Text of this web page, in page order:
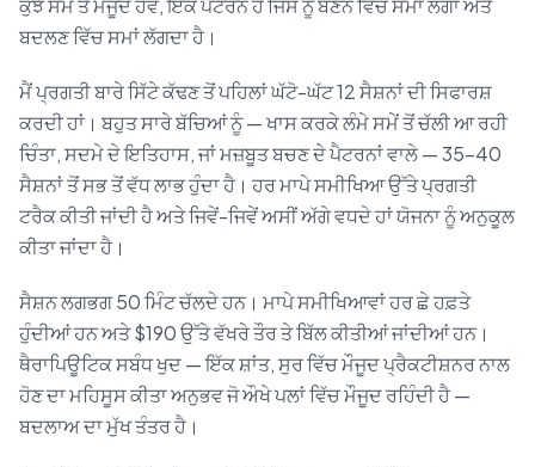
ਕੁਝ ਸਮੇਂ ਤੋਂ ਮੌਜੂਦ ਹੋਵੇ, ਇੱਕ ਪੈਟਰਨ ਹੈ ਜਿਸ ਨੂੰ ਬਣਨ ਵਿੱਚ ਸਮਾਂ ਲੱਗਾ ਅਤੇ
ਬਦਲਣ ਵਿੱਚ ਸਮਾਂ ਲੱਗਦਾ ਹੈ।
ਮੈਂ ਪ੍ਰਗਤੀ ਬਾਰੇ ਸਿੱਟੇ ਕੱਢਣ ਤੋਂ ਪਹਿਲਾਂ ਘੱਟੋ-ਘੱਟ 12 ਸੈਸ਼ਨਾਂ ਦੀ ਸਿਫਾਰਸ਼
ਕਰਦੀ ਹਾਂ। ਬਹੁਤ ਸਾਰੇ ਬੱਚਿਆਂ ਨੂੰ — ਖਾਸ ਕਰਕੇ ਲੰਮੇ ਸਮੇਂ ਤੋਂ ਚੱਲੀ ਆ ਰਹੀ
ਚਿੰਤਾ, ਸਦਮੇ ਦੇ ਇਤਿਹਾਸ, ਜਾਂ ਮਜ਼ਬੂਤ ਬਚਣ ਦੇ ਪੈਟਰਨਾਂ ਵਾਲੇ — 35–40
ਸੈਸ਼ਨਾਂ ਤੋਂ ਸਭ ਤੋਂ ਵੱਧ ਲਾਭ ਹੁੰਦਾ ਹੈ। ਹਰ ਮਾਪੇ ਸਮੀਖਿਆ ਉੱਤੇ ਪ੍ਰਗਤੀ
ਟਰੈਕ ਕੀਤੀ ਜਾਂਦੀ ਹੈ ਅਤੇ ਜਿਵੇਂ-ਜਿਵੇਂ ਅਸੀਂ ਅੱਗੇ ਵਧਦੇ ਹਾਂ ਯੋਜਨਾ ਨੂੰ ਅਨੁਕੂਲ
ਕੀਤਾ ਜਾਂਦਾ ਹੈ।
ਸੈਸ਼ਨ ਲਗਭਗ 50 ਮਿੰਟ ਚੱਲਦੇ ਹਨ। ਮਾਪੇ ਸਮੀਖਿਆਵਾਂ ਹਰ ਛੇ ਹਫ਼ਤੇ
ਹੁੰਦੀਆਂ ਹਨ ਅਤੇ $190 ਉੱਤੇ ਵੱਖਰੇ ਤੌਰ ਤੇ ਬਿੱਲ ਕੀਤੀਆਂ ਜਾਂਦੀਆਂ ਹਨ।
ਥੈਰਾਪਿਊਟਿਕ ਸਬੰਧ ਖੁਦ — ਇੱਕ ਸ਼ਾਂਤ, ਸੁਰ ਵਿੱਚ ਮੌਜੂਦ ਪ੍ਰੈਕਟੀਸ਼ਨਰ ਨਾਲ
ਹੋਣ ਦਾ ਮਹਿਸੂਸ ਕੀਤਾ ਅਨੁਭਵ ਜੋ ਔਖੇ ਪਲਾਂ ਵਿੱਚ ਮੌਜੂਦ ਰਹਿੰਦੀ ਹੈ —
ਬਦਲਾਅ ਦਾ ਮੁੱਖ ਤੰਤਰ ਹੈ।